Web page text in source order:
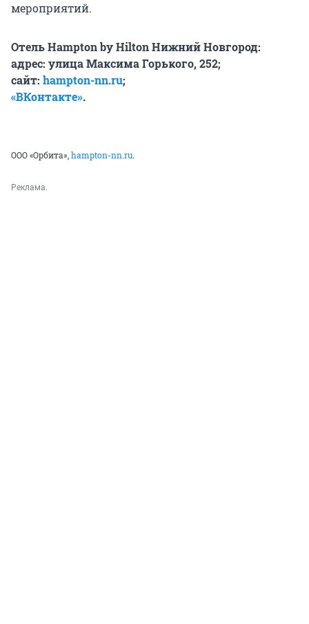
мероприятий.
Отель Hampton by Hilton Нижний Новгород:
адрес: улица Максима Горького, 252;
сайт: hampton-nn.ru;
«ВКонтакте».
ООО «Орбита»,hampton-nn.ru.
Реклама.